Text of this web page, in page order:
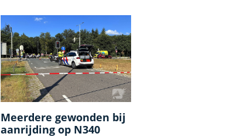
Meerdere gewonden bij
aanrijding op N340